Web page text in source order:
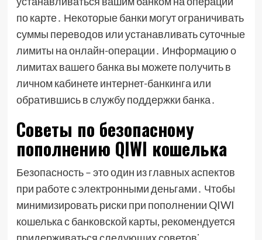
по карте․ Некоторые банки могут ограничивать
суммы переводов или устанавливать суточные
лимиты на онлайн-операции․ Информацию о
лимитах вашего банка вы можете получить в
личном кабинете интернет-банкинга или
обратившись в службу поддержки банка․
Советы по безопасному
пополнению QIWI кошелька
Безопасность – это один из главных аспектов
при работе с электронными деньгами․ Чтобы
минимизировать риски при пополнении QIWI
кошелька с банковской карты, рекомендуется